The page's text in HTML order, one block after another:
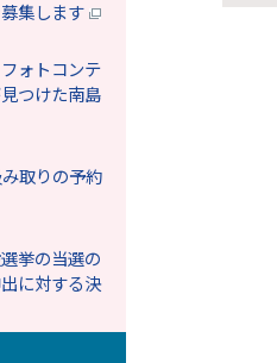
集します
ォトコンテ
つけた南島
み取りの予約
挙の当選の
に対する決